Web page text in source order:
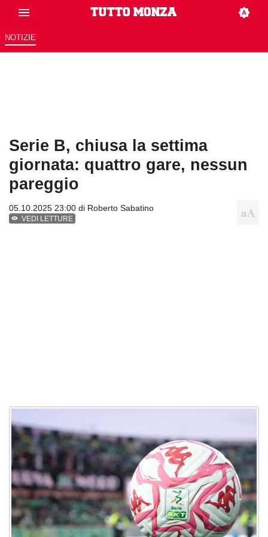
NOTIZIE
Serie B, chiusa la settima
giornata: quattro gare, nessun
pareggio
05.10.2025 23:00 di Roberto Sabatino
VEDI LETTURE